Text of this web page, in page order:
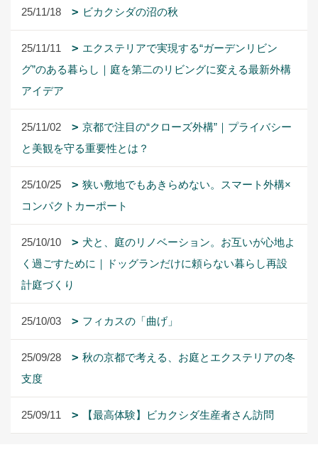
25/11/18 ビカクシダの沼の秋
25/11/11
エクステリアで実現する“ガーデンリビン
グ”のある暮らし｜庭を第二のリビングに変える最新外構
アイデア
25/11/02
京都で注目の“クローズ外構”｜プライバシー
と美観を守る重要性とは？
25/10/25
狭い敷地でもあきらめない。スマート外構×
コンパクトカーポート
25/10/10
犬と、庭のリノベーション。お互いが心地よ
く過ごすために｜ドッグランだけに頼らない暮らし再設
計庭づくり
25/10/03 フィカスの「曲げ」
25/09/28
秋の京都で考える、お庭とエクステリアの冬
支度
25/09/11 【最高体験】ビカクシダ生産者さん訪問